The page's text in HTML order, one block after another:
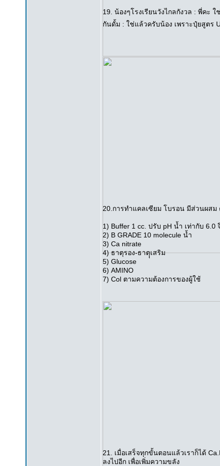
19. น้องๆโรงเรียนวังไกลกังวล : พี่คะ
กันดั้ม : ใช่แล้วครับน้อง เพราะปุ๋ยสูตร
20.การทำแคลเซียม โบรอน มีส่วนผสม
1) Buffer 1 cc. ปรับ pH น้ำ เท่ากับ 6.0
2) B GRADE 10 molecule น้ำ
3) Ca nitrate
4) ธาตุรอง-ธาตุุเสริม
5) Glucose
6) AMINO
7) Col ตามความต้องการของผู้ใช้
21. เมื่อเสร็จทุกขั้นตอนแล้วเราก็ได้
ลงไปอีก เพื่อเพิ่มความขลัง